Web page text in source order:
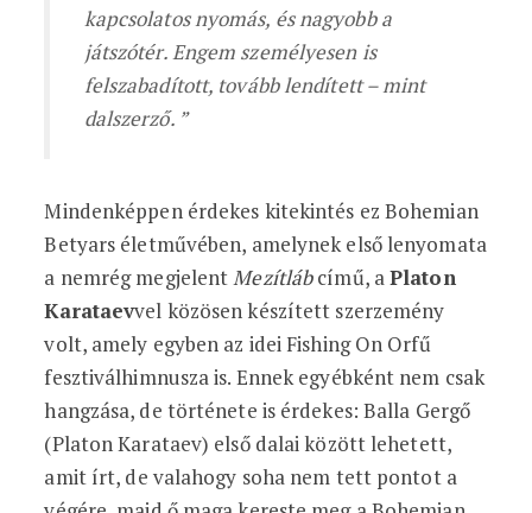
kapcsolatos nyomás, és nagyobb a
játszótér. Engem személyesen is
felszabadított, tovább lendített – mint
dalszerző. ”
Mindenképpen érdekes kitekintés ez Bohemian
Betyars életművében, amelynek első lenyomata
a nemrég megjelentMezítlábcímű, aPlaton
Karataevvel közösen készített szerzemény
volt, amely egyben az idei Fishing On Orfű
fesztiválhimnusza is. Ennek egyébként nem csak
hangzása, de története is érdekes: Balla Gergő
(Platon Karataev) első dalai között lehetett,
amit írt, de valahogy soha nem tett pontot a